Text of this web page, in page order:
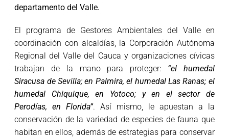
departamento del Valle.
El programa de Gestores Ambientales del Valle en
coordinación con alcaldías, la Corporación Autónoma
Regional del Valle del Cauca y organizaciones cívicas
trabajan de la mano para proteger: “el humedal
Siracusa de Sevilla; en Palmira, el humedal Las Ranas; el
humedal Chiquique, en Yotoco; y en el sector de
Perodías, en Florida”. Así mismo, le apuestan a la
conservación de la variedad de especies de fauna que
habitan en ellos, además de estrategias para conservar